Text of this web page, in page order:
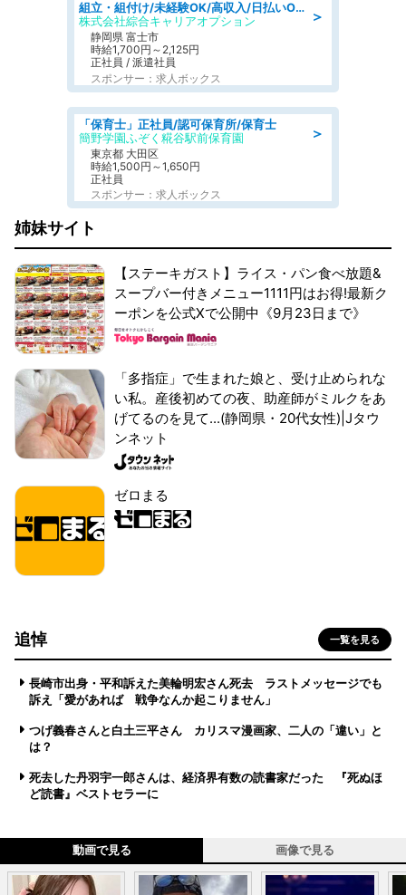
＞
組立・組付け/未経験OK/高収入/日払いOK/交替制/20・30・40代活躍中
株式会社綜合キャリアオプション
静岡県 富士市
時給1,700円～2,125円
正社員 / 派遣社員
スポンサー：求人ボックス
＞
「保育士」正社員/認可保育所/保育士
簡野学園ふぞく糀谷駅前保育園
東京都 大田区
時給1,500円～1,650円
正社員
スポンサー：求人ボックス
姉妹サイト
【ステーキガスト】ライス・パン食べ放題&
スープバー付きメニュー1111円はお得!最新ク
ーポンを公式Xで公開中《9月23日まで》
「多指症」で生まれた娘と、受け止められな
い私。産後初めての夜、助産師がミルクをあ
げてるのを見て...(静岡県・20代女性)|Jタウ
ンネット
ゼロまる
追悼 一覧を見る
長崎市出身・平和訴えた美輪明宏さん死去 ラストメッセージでも
訴え「愛があれば 戦争なんか起こりません」
つげ義春さんと白土三平さん カリスマ漫画家、二人の「違い」と
は？
死去した丹羽宇一郎さんは、経済界有数の読書家だった 『死ぬほ
ど読書』ベストセラーに
動画で見る 画像で見る